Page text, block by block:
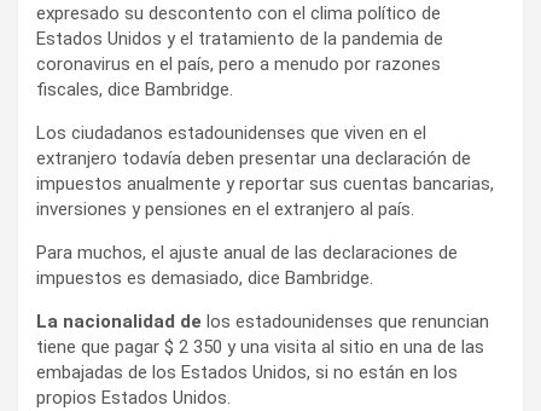
expresado su descontento con el clima político de
Estados Unidos y el tratamiento de la pandemia de
coronavirus en el país, pero a menudo por razones
fiscales, dice Bambridge.
Los ciudadanos estadounidenses que viven en el
extranjero todavía deben presentar una declaración de
impuestos anualmente y reportar sus cuentas bancarias,
inversiones y pensiones en el extranjero al país.
Para muchos, el ajuste anual de las declaraciones de
impuestos es demasiado, dice Bambridge.
La nacionalidad de los estadounidenses que renuncian
tiene que pagar $ 2 350 y una visita al sitio en una de las
embajadas de los Estados Unidos, si no están en los
propios Estados Unidos.